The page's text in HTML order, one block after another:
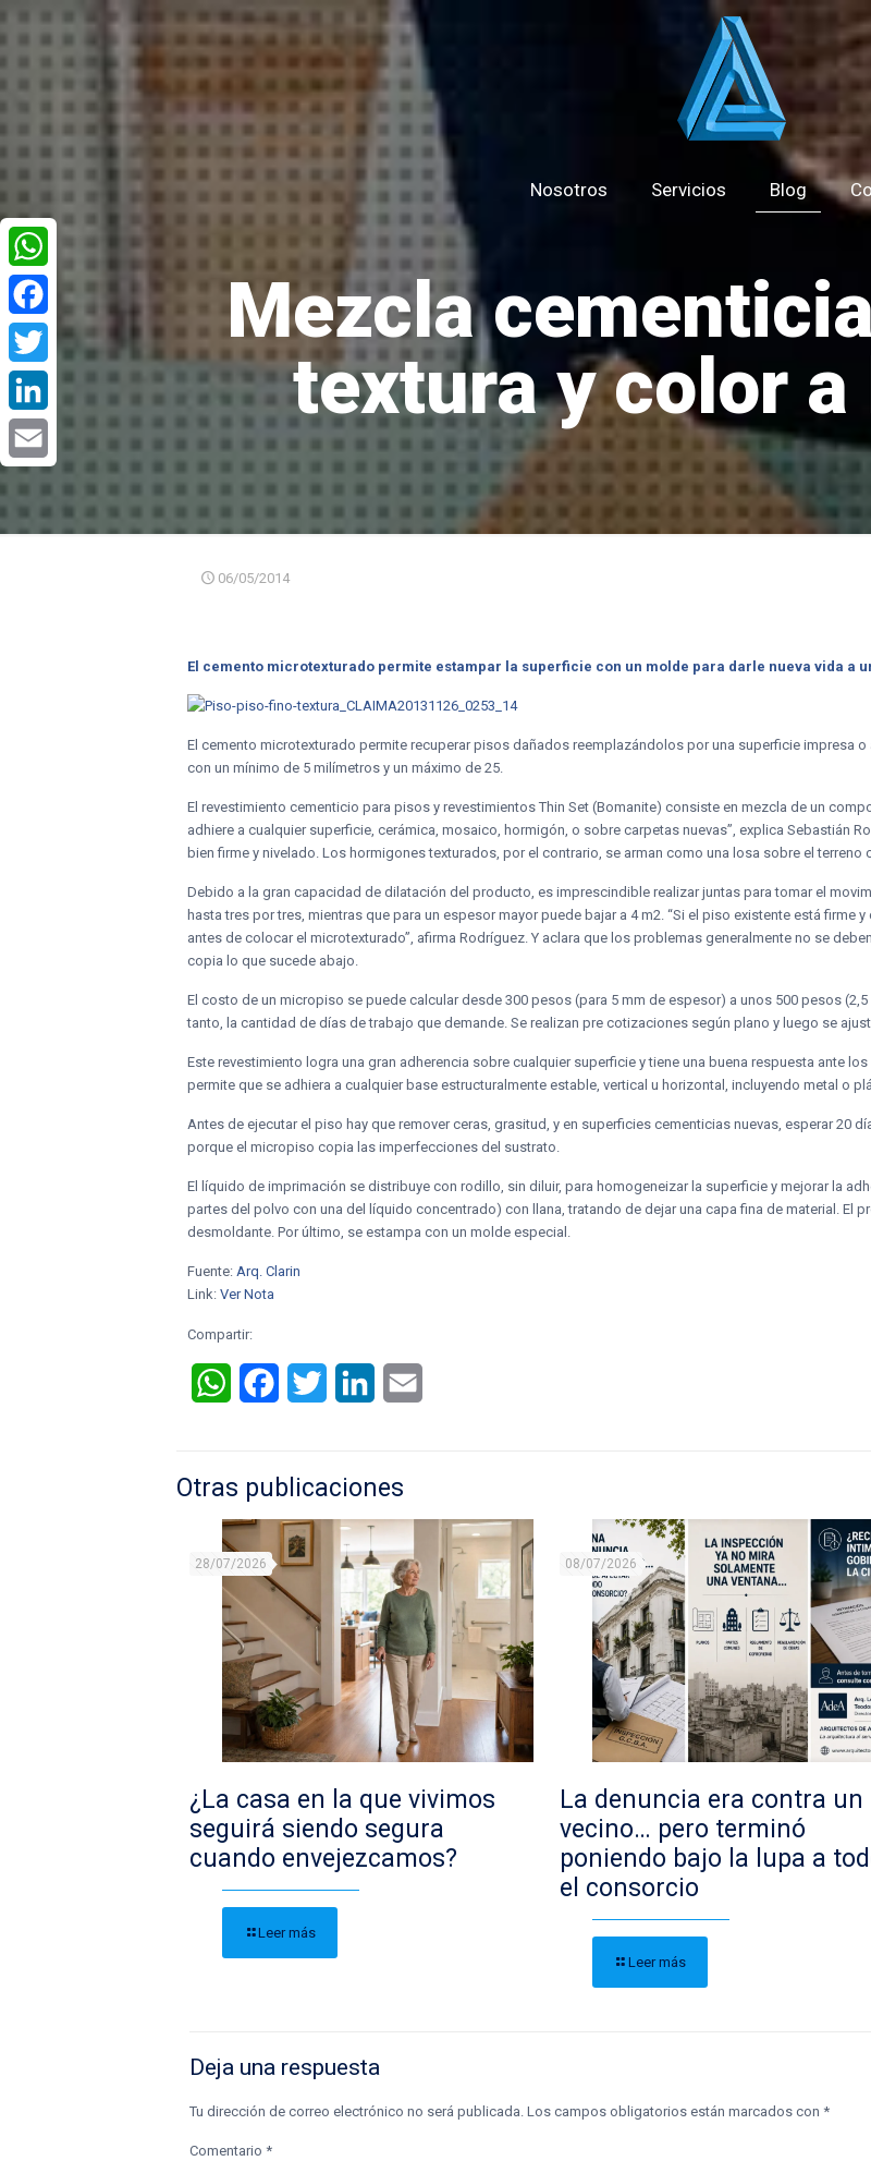
Nosotros Servicios Blog
Mezcla
textura y color a
06/05/2014
El cemento microtexturado permite estampar la superficie con un molde para darle nueva vida a
El cemento microtexturado permite recuperar pisos dañados reemplazándolos por una superficie impresa
con un mínimo de 5 milímetros y un máximo de 25.
El revestimiento cementicio para pisos y revestimientos Thin Set (Bomanite) consiste en mezcla de un
adhiere a cualquier superficie, cerámica, mosaico, hormigón, o sobre carpetas nuevas”, explica Sebastián
bien firme y nivelado. Los hormigones texturados, por el contrario, se arman como una losa sobre el terreno
Debido a la gran capacidad de dilatación del producto, es imprescindible realizar juntas para tomar el
hasta tres por tres, mientras que para un espesor mayor puede bajar a 4 m2. “Si el piso existente está firme
antes de colocar el microtexturado”, afirma Rodríguez. Y aclara que los problemas generalmente no se
copia lo que sucede abajo.
El costo de un micropiso se puede calcular desde 300 pesos (para 5 mm de espesor) a unos 500 pesos
tanto, la cantidad de días de trabajo que demande. Se realizan pre cotizaciones según plano y luego se
Este revestimiento logra una gran adherencia sobre cualquier superficie y tiene una buena respuesta ante
permite que se adhiera a cualquier base estructuralmente estable, vertical u horizontal, incluyendo metal o
Antes de ejecutar el piso hay que remover ceras, grasitud, y en superficies cementicias nuevas, esperar 20
porque el micropiso copia las imperfecciones del sustrato.
El líquido de imprimación se distribuye con rodillo, sin diluir, para homogeneizar la superficie y mejorar la
partes del polvo con una del líquido concentrado) con llana, tratando de dejar una capa fina de material. El
desmoldante. Por último, se estampa con un molde especial.
Fuente:Arq. Clarin
Link:Ver Nota
Compartir:
WhatsAppFacebookTwitter LinkedIn
Otras publicaciones
28/07/2026
¿La casa en la que vivimos
seguirá siendo segura
cuando envejezcamos?
Leer más
08/07/2026
La denuncia era contra un
vecino… pero terminó
poniendo bajo la lupa a
el consorcio
Leer más
Deja una respuesta
Tu dirección de correo electrónico no será publicada. Los campos obligatorios están marcados con *
Comentario *
WhatsApp
Facebook
Twitter
LinkedIn
Email